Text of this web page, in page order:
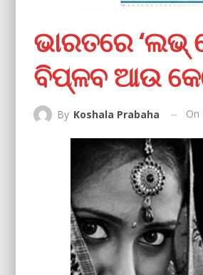
ଭାରତରେ ‘ଲଭ୍
ବିପ୍ଳବ ଆଉ
By Koshala Prabaha On